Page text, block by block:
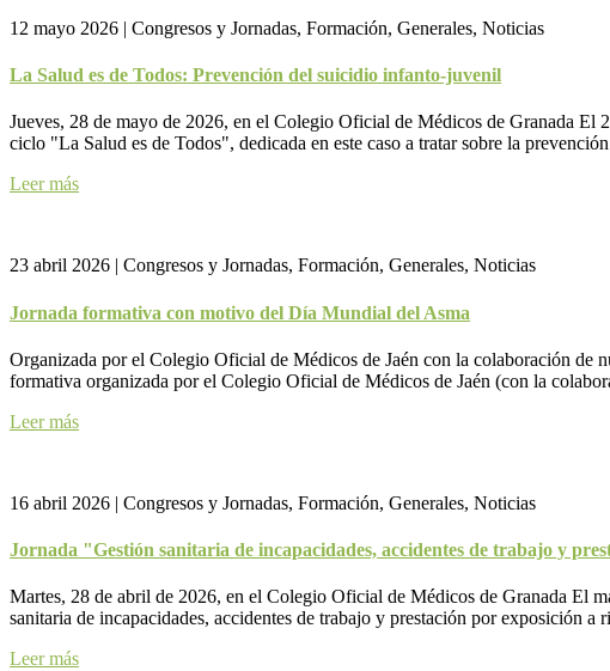
12 mayo 2026 | Congresos y Jornadas, Formación, Generales, Noticias
La Salud es de Todos: Prevención del suicidio infanto-juvenil
Jueves, 28 de mayo de 2026, en el Colegio Oficial de Médicos de Granada
ciclo "La Salud es de Todos", dedicada en este caso a tratar sobre la
Leer más
23 abril 2026 | Congresos y Jornadas, Formación, Generales, Noticias
Jornada formativa con motivo del Día Mundial del Asma
Organizada por el Colegio Oficial de Médicos de Jaén con la colaboración
formativa organizada por el Colegio Oficial de Médicos de Jaén (con la
Leer más
16 abril 2026 | Congresos y Jornadas, Formación, Generales, Noticias
Jornada "Gestión sanitaria de incapacidades, accidentes de trabajo y
Martes, 28 de abril de 2026, en el Colegio Oficial de Médicos de Granada El
sanitaria de incapacidades, accidentes de trabajo y prestación por exposición
Leer más